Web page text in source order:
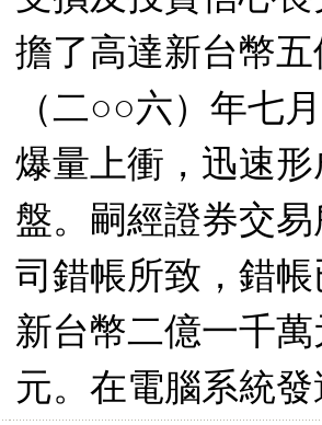
擔了高達新台幣
（二○○六）年七
爆量上衝，迅速
盤。嗣經證券交
司錯帳所致，錯
新台幣二億一千
元。在電腦系統